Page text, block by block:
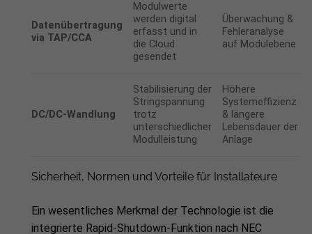
Datenübertragung
via TAP/CCA
Modulwerte
werden digital
erfasst und in
die Cloud
gesendet
Überwachung &
Fehleranalyse
auf Modulebene
DC/DC-Wandlung
Stabilisierung der
Stringspannung
trotz
unterschiedlicher
Modulleistung
Höhere
Systemeffizienz
& längere
Lebensdauer der
Anlage
Sicherheit, Normen und Vorteile für Installateure
Ein wesentliches Merkmal der Technologie ist die
integrierte Rapid-Shutdown-Funktion nach NEC